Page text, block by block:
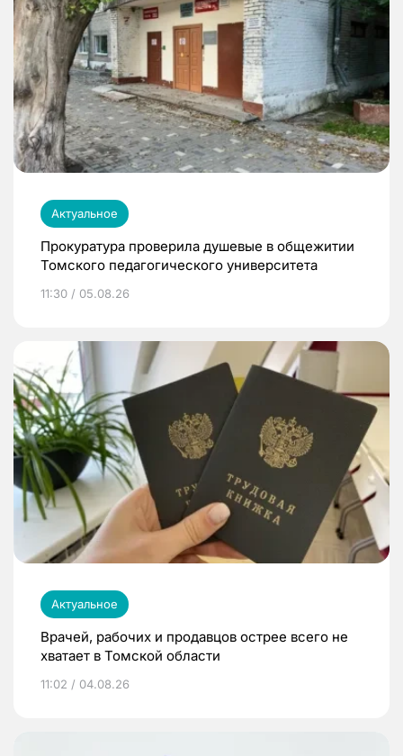
Актуальное
Прокуратура проверила душевые в общежитии
Томского педагогического университета
11:30 / 05.08.26
Актуальное
Врачей, рабочих и продавцов острее всего не
хватает в Томской области
11:02 / 04.08.26